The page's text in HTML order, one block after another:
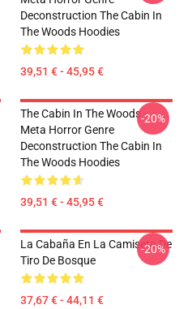
Deconstruction The Cabin In
The Woods Hoodies
39,51 € - 45,95 €
The Cabin In The Woods -
Meta Horror Genre
Deconstruction The Cabin In
The Woods Hoodies
39,51 € - 45,95 €
-20%
La Cabaña En La Camiseta De
Tiro De Bosque
37,67 € - 44,11 €
-20%